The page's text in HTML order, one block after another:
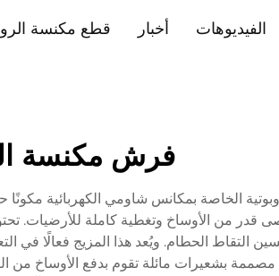
قطع مكنسة أخبار
الفيديوهات
فرش مكنسة
الخاصة بمكانس شاومي الكهربائية
قدر من الأوساخ وتغطية كاملة للأرضيات.
التقاط الحطام. ويُعد هذا المزيج فعالًا في
10 سم، فهي مصممة بشعيرات مائلة تقوم بدفع